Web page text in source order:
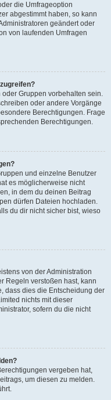
die Umfrageoption
abgestimmt haben, so kann
geändert oder
von laufenden Umfragen
Gruppen vorbehalten sein.
oder andere Vorgänge
Berechtigungen. Frage
Berechtigungen.
und einzelne Benutzer
es möglicherweise nicht
in dem du deinen Beitrag
dürfen Dateien hochladen.
du dir nicht sicher bist, wieso
von der Administration
Regeln verstoßen hast, kann
dass dies die Entscheidung der
nichts mit dieser
sofern du die nicht
vergeben hat,
um diesen zu melden.